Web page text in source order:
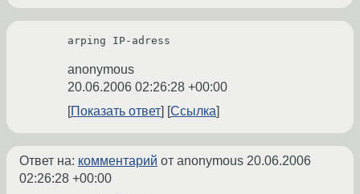
arping IP-adress
anonymous
20.06.2006 02:26:28 +00:00
Показать ответ
Ссылка
Ответ на: комментарий от anonymous 20.06.2006
02:26:28 +00:00